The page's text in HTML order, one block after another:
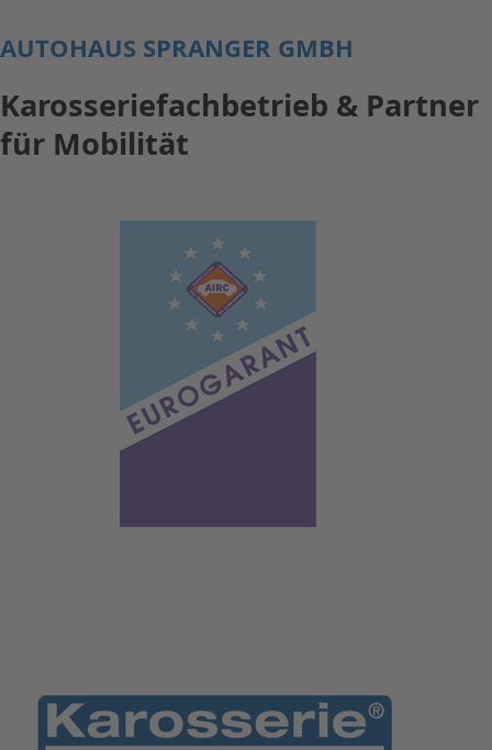
AUTOHAUS SPRANGER GMBH
Karosseriefachbetrieb & Partner
für Mobilität